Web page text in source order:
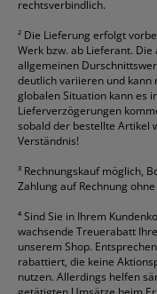
rechtsverbindlich.
² Die Lieferung erfolgt
Werk bzw. ab Lieferant.
allgemeinen
deutlich variieren und
globalen Situation kann es
Lieferverzögerungen
sobald der bestellte Artikel
Verständnis!
³ Rechnungskauf möglich,
Zahlung auf Rechnung
⁴Sind Sie in Ihrem
wachsende Treuerabatt
unserem Shop.
rabattiert, die keine
nutzen. Allerdings helfen